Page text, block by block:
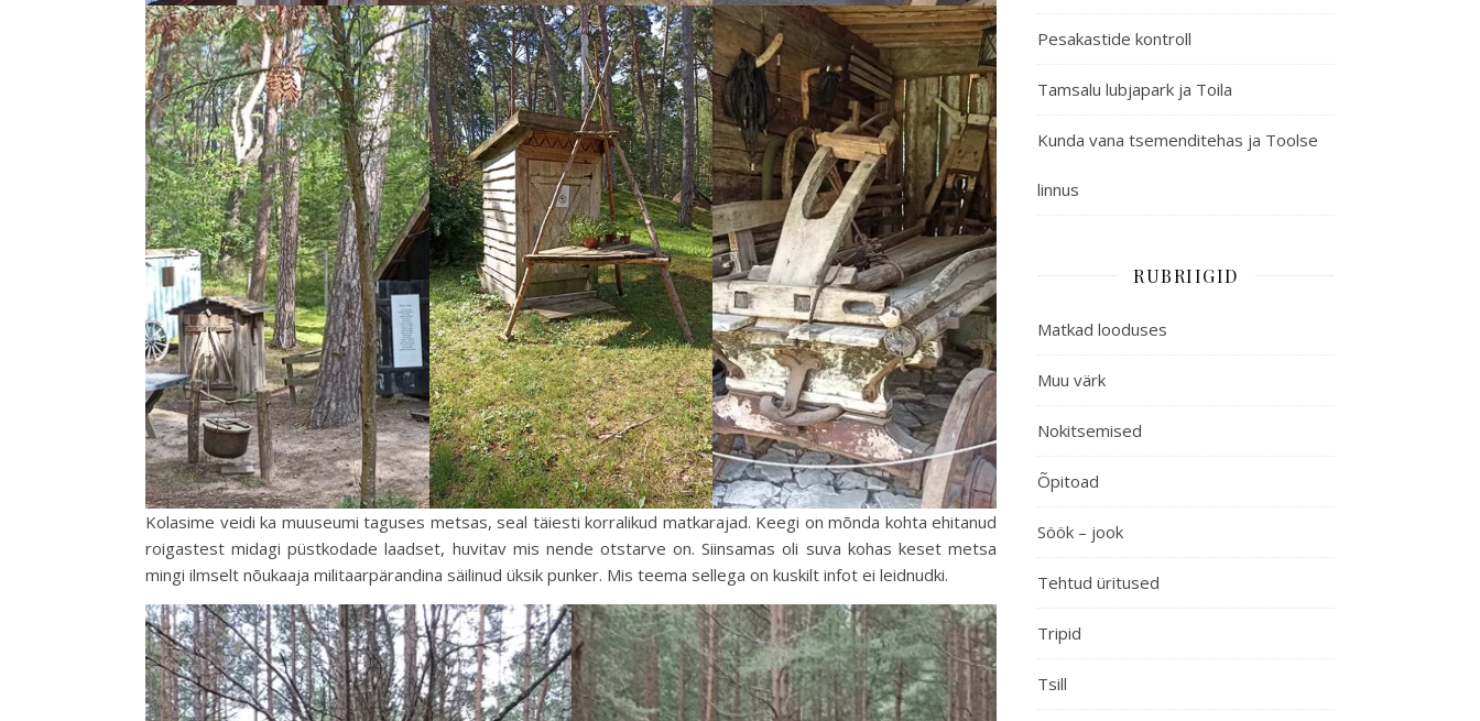
Kolasime veidi ka muuseumi taguses metsas, seal täiesti korralikud matkarajad. Keegi on mõnda kohta ehitanud
roigastest midagi püstkodade laadset, huvitav mis nende otstarve on. Siinsamas oli suva kohas keset metsa
mingi ilmselt nõukaaja militaarpärandina säilinud üksik punker. Mis teema sellega on kuskilt infot ei leidnudki.
Pesakastide kontroll
Tamsalu lubjapark ja Toila
Kunda vana tsemenditehas ja Toolse
linnus
RUBRIIGID
Matkad looduses
Muu värk
Nokitsemised
Õpitoad
Söök – jook
Tehtud üritused
Tripid
Tsill